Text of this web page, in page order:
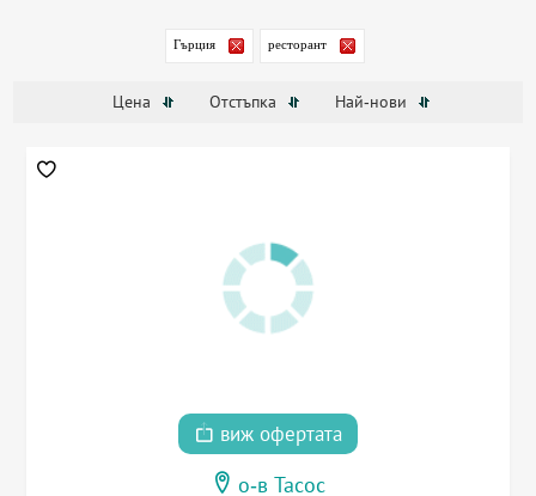
Гърция ресторант
Цена Отстъпка Най-нови
виж офертата
о-в Тасос